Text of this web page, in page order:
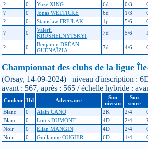
?
0 Yuze XING 6d 0/3
?
0 Jonas WELTICKE 6d 1/3
?
0 Stanislaw FREJLAK 1p 5/6
?
0
Valerii
KRUSHELNYTSKYI
7d 5/6
? 0
Benjamin DRÉAN-
GUÉNAÏZIA
7d 4/6
Championnat des clubs de la ligue
(Orsay, 14-09-2024) niveau d'inscription :
avant : 567, après : 565 / échelle hybride :
Couleur Hd Adversaire
Son
niveau
Son
score
Blanc
0 Alain CANO 2K 2/4
Blanc
0 Louis DUMONT 4D 2/4
Noir
0 Elian MANGIN 4D 2/4
Noir
0 Guillaume OUGIER 6D 1/4